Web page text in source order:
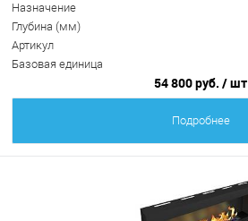
Назначение
Глубина (мм)
Артикул
Базовая единица
54 800 руб. / шт
Подробнее